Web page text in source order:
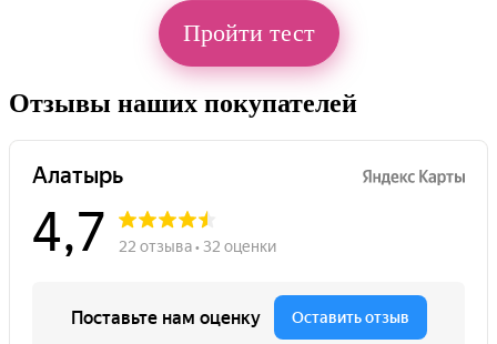
Пройти тест
Отзывы наших покупателей